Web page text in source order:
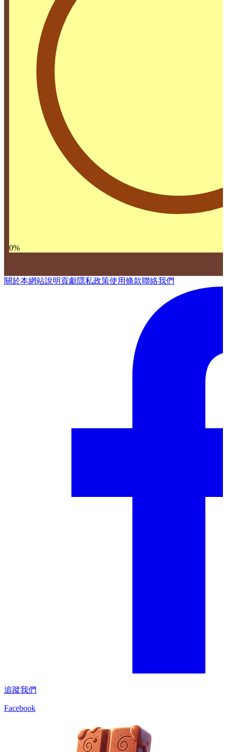
0%
關於本網站說明貢獻隱私政策使用條款聯絡我們
追蹤我們
Facebook